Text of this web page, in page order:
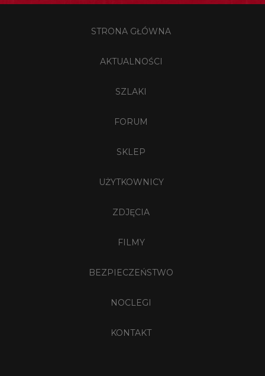
STRONA GŁÓWNA
AKTUALNOŚCI
SZLAKI
FORUM
SKLEP
UŻYTKOWNICY
ZDJĘCIA
FILMY
BEZPIECZEŃSTWO
NOCLEGI
KONTAKT